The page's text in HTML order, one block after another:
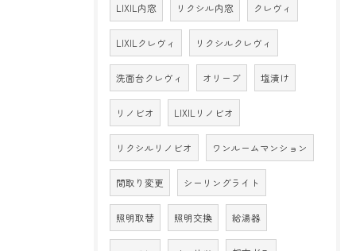
LIXIL内窓 リクシル内窓 クレヴィ
LIXILクレヴィ リクシルクレヴィ
洗面台クレヴィ オリーブ 塩漬け
リノビオ LIXILリノビオ
リクシルリノビオ ワンルームマンション
間取り変更 シーリングライト
照明取替 照明交換 給湯器